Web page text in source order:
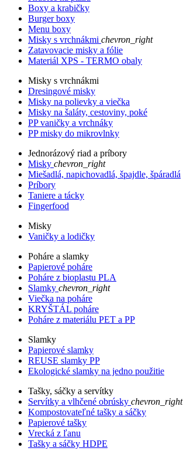
Boxy a krabičky
Burger boxy
Menu boxy
Misky s vrchnákmi chevron_right
Zatavovacie misky a fólie
Materiál XPS - TERMO obaly
Misky s vrchnákmi
Dresingové misky
Misky na polievky a viečka
Misky na šaláty, cestoviny, poké
PP vaničky a vrchnáky
PP misky do mikrovlnky
Jednorázový riad a príbory
Misky chevron_right
Miešadlá, napichovadlá, špajdle, špáradlá
Príbory
Taniere a tácky
Fingerfood
Misky
Vaničky a lodičky
Poháre a slamky
Papierové poháre
Poháre z bioplastu PLA
Slamky chevron_right
Viečka na poháre
KRYŠTÁL poháre
Poháre z materiálu PET a PP
Slamky
Papierové slamky
REUSE slamky PP
Ekologické slamky na jedno použitie
Tašky, sáčky a servítky
Servítky a vlhčené obrúsky chevron_right
Kompostovateľné tašky a sáčky
Papierové tašky
Vrecká z ľanu
Tašky a sáčky HDPE